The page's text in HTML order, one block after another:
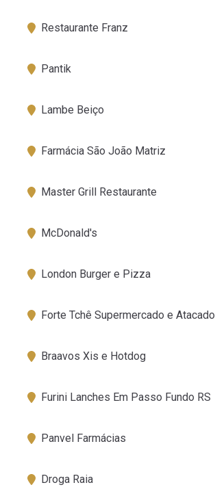
Restaurante Franz
Pantik
Lambe Beiço
Farmácia São João Matriz
Master Grill Restaurante
McDonald's
London Burger e Pizza
Forte Tchê Supermercado e Atacado
Braavos Xis e Hotdog
Furini Lanches Em Passo Fundo RS
Panvel Farmácias
Droga Raia